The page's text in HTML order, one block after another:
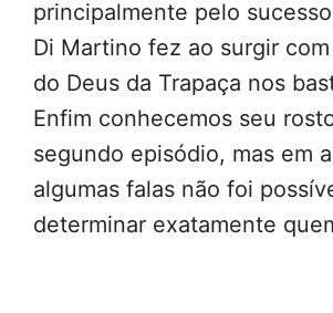
principalmente pelo
Di Martino fez ao surgir
do Deus da Trapaça nos
Enfim conhecemos seu
segundo episódio, mas em
algumas falas não foi
determinar exatamente